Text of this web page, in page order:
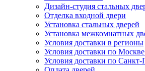
Дизайн-студия стальных
Отделка входной двери
Установка стальных дверей
Установка межкомнатных
Условия доставки в регионы
Условия доставки по
Условия доставки по